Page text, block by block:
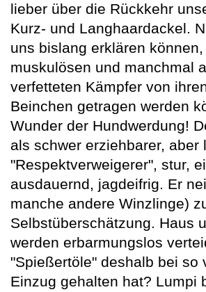
lieber über die Rückkehr
Kurz- und Langhaardackel.
uns bislang erklären
muskulösen und manchmal
verfetteten Kämpfer von
Beinchen getragen werden
Wunder der Hundwerdung!
als schwer erziehbarer, aber
"Respektverweigerer", stur,
ausdauernd, jagdeifrig. Er
manche andere Winzlinge)
Selbstüberschätzung. Haus
werden erbarmungslos
"Spießertöle" deshalb bei so
Einzug gehalten hat? Lumpi